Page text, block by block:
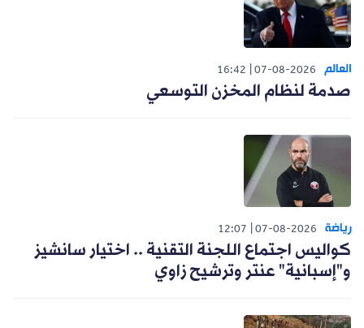
العالم 07-08-2026
16:42
صدمة لنظام المخزن التوسعي
رياضة 07-08-2026
12:07
كواليس اجتماع اللجنة التقنية .. اختيار سانشيز
و"إسبانية" عنتر وترشيح زاوي